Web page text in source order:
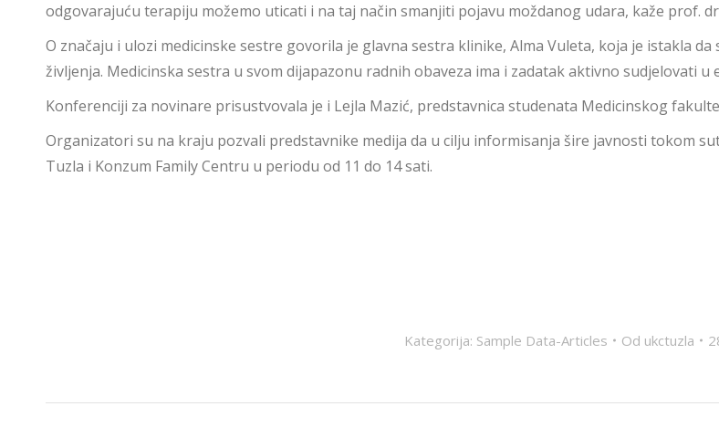
odgovarajuću terapiju možemo uticati i na taj način smanjiti pojavu moždanog udara, kaže prof.
O značaju i ulozi medicinske sestre govorila je glavna sestra klinike, Alma Vuleta, koja je istakla
življenja. Medicinska sestra u svom dijapazonu radnih obaveza ima i zadatak aktivno sudjelovati
Konferenciji za novinare prisustvovala je i Lejla Mazić, predstavnica studenata Medicinskog
Organizatori su na kraju pozvali predstavnike medija da u cilju informisanja šire javnosti tokom
Tuzla i Konzum Family Centru u periodu od 11 do 14 sati.
Kategorija: Sample Data-Articles Od ukctuzla